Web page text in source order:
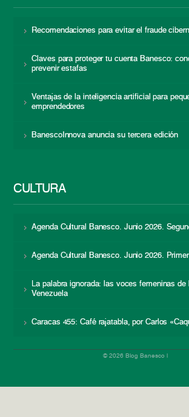
Recomendaciones para evitar el fraude
Claves para proteger tu cuenta Banesco:
prevenir estafas
Ventajas de la inteligencia artificial para
emprendedores
BanescoInnova anuncia su tercera edición
CULTURA
Agenda Cultural Banesco. Junio 2026.
Agenda Cultural Banesco. Junio 2026.
La palabra ignorada: las voces femeninas de
Venezuela
Caracas 455: Café rajatabla, por Carlos
© 2026 Blog Banesco |